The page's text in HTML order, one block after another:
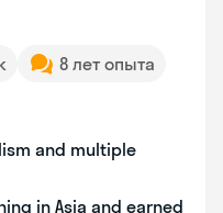
8 лет опыта
and multiple
in Asia and earned